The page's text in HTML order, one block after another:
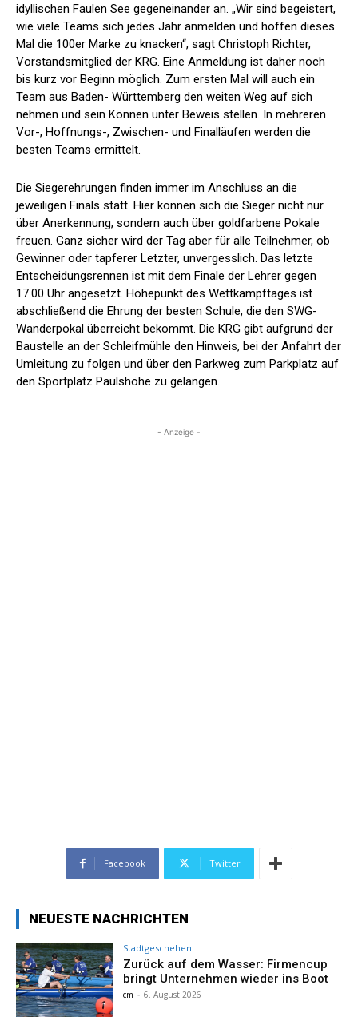
idyllischen Faulen See gegeneinander an. „Wir sind begeistert,
wie viele Teams sich jedes Jahr anmelden und hoffen dieses
Mal die 100er Marke zu knacken“, sagt Christoph Richter,
Vorstandsmitglied der KRG. Eine Anmeldung ist daher noch
bis kurz vor Beginn möglich. Zum ersten Mal will auch ein
Team aus Baden- Württemberg den weiten Weg auf sich
nehmen und sein Können unter Beweis stellen. In mehreren
Vor-, Hoffnungs-, Zwischen- und Finalläufen werden die
besten Teams ermittelt.
Die Siegerehrungen finden immer im Anschluss an die
jeweiligen Finals statt. Hier können sich die Sieger nicht nur
über Anerkennung, sondern auch über goldfarbene Pokale
freuen. Ganz sicher wird der Tag aber für alle Teilnehmer, ob
Gewinner oder tapferer Letzter, unvergesslich. Das letzte
Entscheidungsrennen ist mit dem Finale der Lehrer gegen
17.00 Uhr angesetzt. Höhepunkt des Wettkampftages ist
abschließend die Ehrung der besten Schule, die den SWG-
Wanderpokal überreicht bekommt. Die KRG gibt aufgrund der
Baustelle an der Schleifmühle den Hinweis, bei der Anfahrt der
Umleitung zu folgen und über den Parkweg zum Parkplatz auf
den Sportplatz Paulshöhe zu gelangen.
- Anzeige -
Facebook Twitter
NEUESTE NACHRICHTEN
Stadtgeschehen
Zurück auf dem Wasser: Firmencup
bringt Unternehmen wieder ins Boot
cm - 6. August 2026